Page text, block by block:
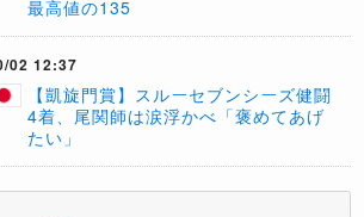
最高値の135
02 12:37
【凱旋門賞】スルーセブンシーズ健闘
4着、尾関師は涙浮かべ「褒めてあげ
たい」